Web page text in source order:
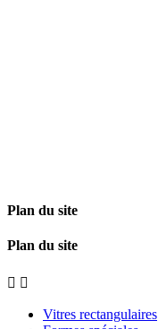
Plan du site
Plan du site
 
Vitres rectangulaires